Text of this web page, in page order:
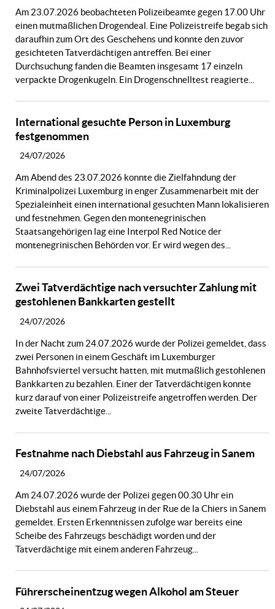
Am 23.07.2026 beobachteten Polizeibeamte gegen 17.00 Uhr
einen mutmaßlichen Drogendeal. Eine Polizeistreife begab sich
daraufhin zum Ort des Geschehens und konnte den zuvor
gesichteten Tatverdächtigen antreffen. Bei einer
Durchsuchung fanden die Beamten insgesamt 17 einzeln
verpackte Drogenkugeln. Ein Drogenschnelltest reagierte...
International gesuchte Person in Luxemburg
festgenommen
24/07/2026
Am Abend des 23.07.2026 konnte die Zielfahndung der
Kriminalpolizei Luxemburg in enger Zusammenarbeit mit der
Spezialeinheit einen international gesuchten Mann lokalisieren
und festnehmen. Gegen den montenegrinischen
Staatsangehörigen lag eine Interpol Red Notice der
montenegrinischen Behörden vor. Er wird wegen des...
Zwei Tatverdächtige nach versuchter Zahlung mit
gestohlenen Bankkarten gestellt
24/07/2026
In der Nacht zum 24.07.2026 wurde der Polizei gemeldet, dass
zwei Personen in einem Geschäft im Luxemburger
Bahnhofsviertel versucht hatten, mit mutmaßlich gestohlenen
Bankkarten zu bezahlen. Einer der Tatverdächtigen konnte
kurz darauf von einer Polizeistreife angetroffen werden. Der
zweite Tatverdächtige...
Festnahme nach Diebstahl aus Fahrzeug in Sanem
24/07/2026
Am 24.07.2026 wurde der Polizei gegen 00.30 Uhr ein
Diebstahl aus einem Fahrzeug in der Rue de la Chiers in Sanem
gemeldet. Ersten Erkenntnissen zufolge war bereits eine
Scheibe des Fahrzeugs beschädigt worden und der
Tatverdächtige mit einem anderen Fahrzeug...
Führerscheinentzug wegen Alkohol am Steuer